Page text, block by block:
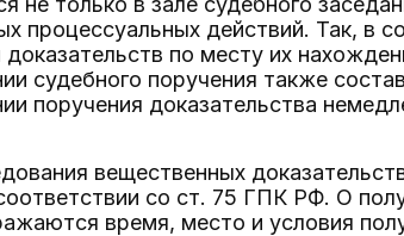
процессуальных действий. Так, в
по месту их
судебного поручения также
поручения доказательства
вещественных
со ст. 75 ГПК РФ. О
время, место и условия